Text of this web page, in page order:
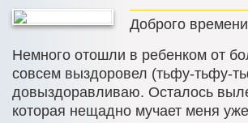
Доброго
Немного отошли в ребенком от
совсем выздоровел (тьфу-тьфу-
довыздоравливаю. Осталось
которая нещадно мучает меня